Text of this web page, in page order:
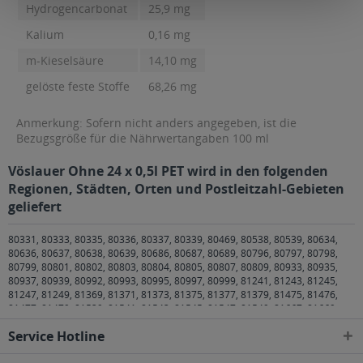
Hydrogencarbonat
25,9 mg
Kalium
0,16 mg
m-Kieselsäure
14,10 mg
gelöste feste Stoffe
68,26 mg
Anmerkung: Sofern nicht anders angegeben, ist die
Bezugsgröße für die Nährwertangaben 100 ml
Vöslauer Ohne 24 x 0,5l PET wird in den folgenden
Regionen, Städten, Orten und Postleitzahl-Gebieten
geliefert
80331, 80333, 80335, 80336, 80337, 80339, 80469, 80538, 80539, 80634,
80636, 80637, 80638, 80639, 80686, 80687, 80689, 80796, 80797, 80798,
80799, 80801, 80802, 80803, 80804, 80805, 80807, 80809, 80933, 80935,
80937, 80939, 80992, 80993, 80995, 80997, 80999, 81241, 81243, 81245,
81247, 81249, 81369, 81371, 81373, 81375, 81377, 81379, 81475, 81476,
81477, 81479, 81539, 81541, 81543, 81545, 81547, 81549, 81667, 81669,
81829, 81925, 81927, 81929 München
Service Hotline